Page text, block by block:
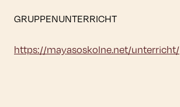
GRUPPENUNTERRICHT
https://mayasoskolne.net/unterricht/